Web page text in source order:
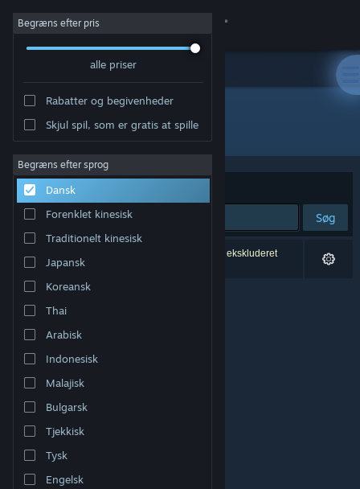
Log på
Om
Support
Skift sprog
Hent Steam-mobilappen
Vis desktop-webside
Begræns efter pris
alle priser
Rabatter og begivenheder
Skjul spil, som er gratis at spille
Begræns efter sprog
Dansk
Forenklet kinesisk
Traditionelt kinesisk
Japansk
Koreansk
Thai
Arabisk
Indonesisk
Malajisk
Bulgarsk
Tjekkisk
Tysk
Engelsk
Udvikler: Natsumi
Sorter efter Relevans
Søg
0 resultater matcher din søgning. 1 titel er blevet ekskluderet
baseret på dine præferencer.